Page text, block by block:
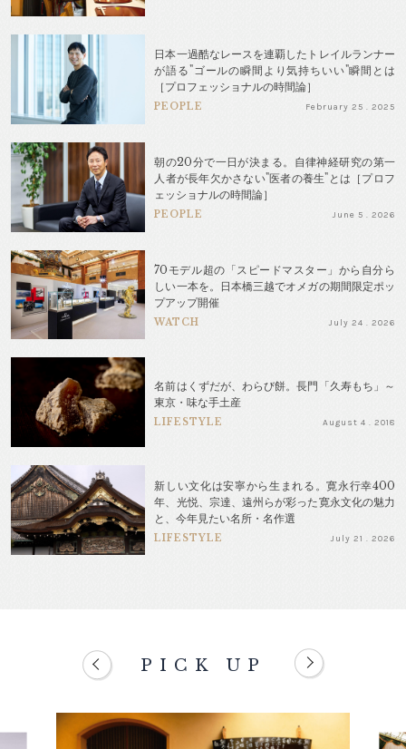
日本一過酷なレースを連覇したトレイルランナー
が語る"ゴールの瞬間より気持ちいい"瞬間とは
［プロフェッショナルの時間論］
PEOPLE February 25 . 2025
朝の20分で一日が決まる。自律神経研究の第一
人者が長年欠かさない"医者の養生"とは［プロフ
ェッショナルの時間論］
PEOPLE June 5 . 2026
70モデル超の「スピードマスター」から自分ら
しい一本を。日本橋三越でオメガの期間限定ポッ
プアップ開催
WATCH July 24 . 2026
名前はくずだが、わらび餅。長門「久寿もち」～
東京・味な手土産
LIFESTYLE August 4 . 2018
新しい文化は安寧から生まれる。寛永行幸400
年、光悦、宗達、遠州らが彩った寛永文化の魅力
と、今年見たい名所・名作選
LIFESTYLE July 21 . 2026
PICK UP